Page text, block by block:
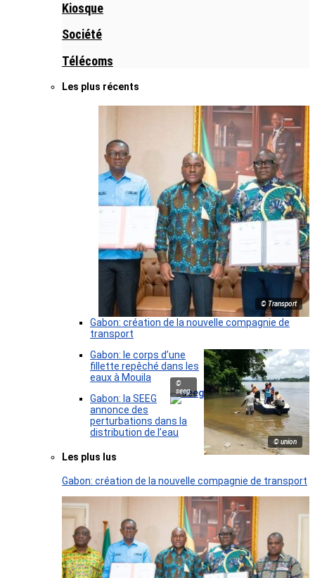
Kiosque
Société
Télécoms
Les plus récents
© Transport
Gabon: création de la nouvelle compagnie de
transport
© union
Gabon: le corps d’une
fillette repêché dans les
eaux à Mouila
©
seeg
Gabon: la SEEG
annonce des
perturbations dans la
distribution de l’eau
Les plus lus
Gabon: création de la nouvelle compagnie de transport